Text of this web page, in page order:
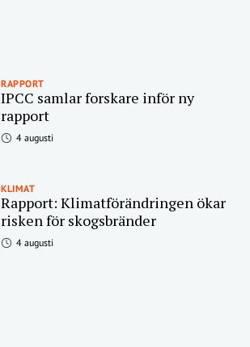
RAPPORT
IPCC samlar forskare inför ny
rapport
4 augusti
KLIMAT
Rapport: Klimatförändringen ökar
risken för skogsbränder
4 augusti